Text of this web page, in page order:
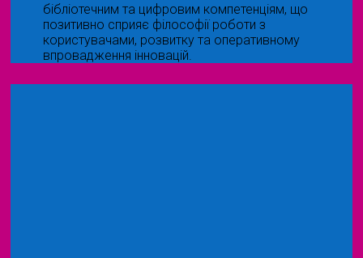
бібліотечним та цифровим компетенціям, що
позитивно сприяє філософії роботи з
користувачами, розвитку та оперативному
впровадження інновацій.